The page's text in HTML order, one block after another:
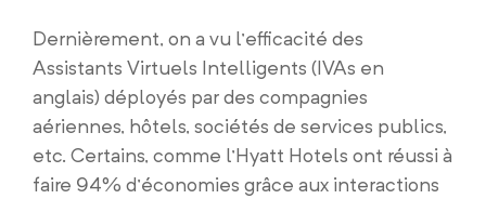
Dernièrement, on a vu l’efficacité des
Assistants Virtuels Intelligents (IVAs en
anglais) déployés par des compagnies
aériennes, hôtels, sociétés de services publics,
etc. Certains, comme l’Hyatt Hotels ont réussi à
faire 94% d’économies grâce aux interactions